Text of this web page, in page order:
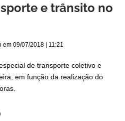
e trânsito no
em 09/07/2018 | 11:21
de transporte coletivo e
em função da realização do